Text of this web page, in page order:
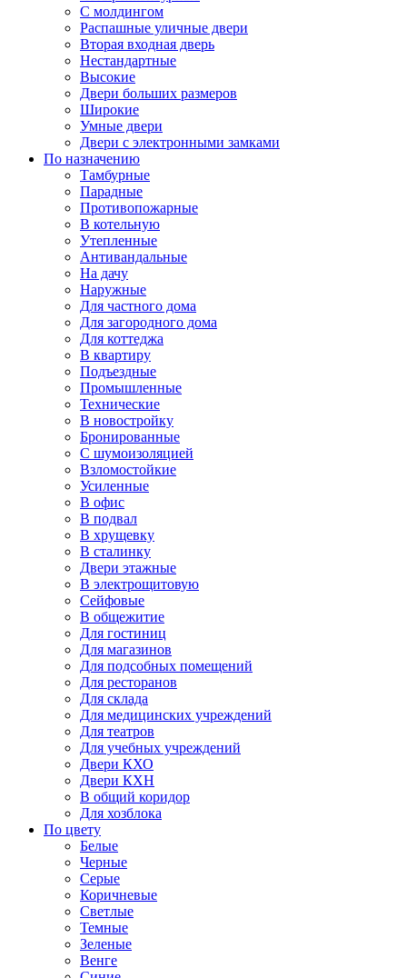
С молдингом
Распашные уличные двери
Вторая входная дверь
Нестандартные
Высокие
Двери больших размеров
Широкие
Умные двери
Двери с электронными замками
По назначению
Тамбурные
Парадные
Противопожарные
В котельную
Утепленные
Антивандальные
На дачу
Наружные
Для частного дома
Для загородного дома
Для коттеджа
В квартиру
Подъездные
Промышленные
Технические
В новостройку
Бронированные
С шумоизоляцией
Взломостойкие
Усиленные
В офис
В подвал
В хрущевку
В сталинку
Двери этажные
В электрощитовую
Сейфовые
В общежитие
Для гостиниц
Для магазинов
Для подсобных помещений
Для ресторанов
Для склада
Для медицинских учреждений
Для театров
Для учебных учреждений
Двери КХО
Двери КХН
В общий коридор
Для хозблока
По цвету
Белые
Черные
Серые
Коричневые
Светлые
Темные
Зеленые
Венге